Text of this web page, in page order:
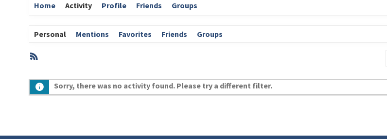
Home Activity Profile Friends Groups
Personal Mentions Favorites Friends Groups
Activities
RSS
Sorry, there was no activity found. Please try a different filter.